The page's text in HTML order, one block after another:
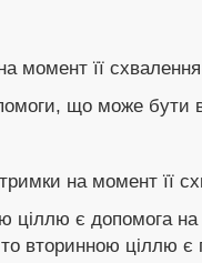
момент її
що може бути
на момент її
є допомога на
вторинною ціллю